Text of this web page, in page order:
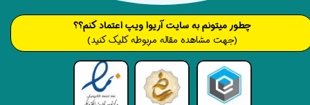
​​​چطور میتونم به سایت آریوا ویپ اعتماد کنم؟؟
(جهت مشاهده مقاله مربوطه کلیک کنید)